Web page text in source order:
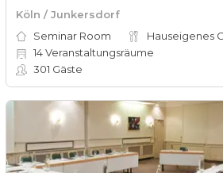
Köln / Junkersdorf
Seminar Room
14Veranstaltungsräume
301 Gäste